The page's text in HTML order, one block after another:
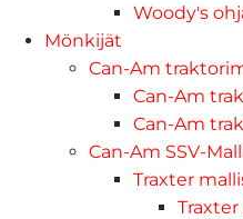
Woody's
Mönkijät
Can-Am
Can-Am
Can-Am
Can-Am SSV-
Traxter
Traxter